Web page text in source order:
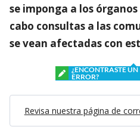
se imponga a los
cabo consultas a las
se vean afectadas con
¿ENCONTRASTE UN
ERROR?
Revisa nuestra página de